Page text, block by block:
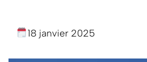
18 janvier 2025